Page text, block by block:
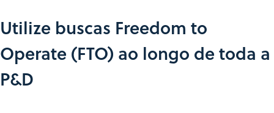
Utilize buscas Freedom to
Operate (FTO) ao longo de toda a
P&D